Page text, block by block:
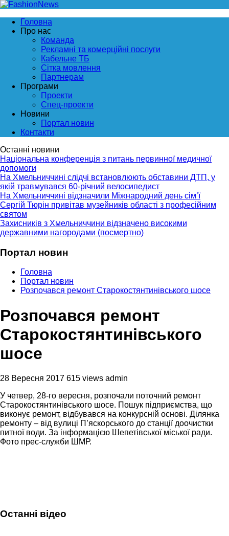
Головна
Про нас
Команда
Рекламні та комерційні послуги
Кабельне ТБ
Сітка мовлення
Партнерам
Програми
Проекти
Спец-проекти
Новини
Портал новин
Контакти
Останні новини
Національна конференція з питань первинної медичної
допомоги
На Хмельниччині слідчі встановлюють обставини ДТП, у
якій травмувався 60-річний велосипедист
На Хмельниччині відзначили Міжнародний день сім’ї
Сергій Тюрін привітав музейників області з професійним
святом
Захисників з Хмельниччини відзначено високими
державними нагородами (посмертно)
Портал новин
Головна
Портал новин
Розпочався ремонт Старокостянтинівського шосе
Розпочався ремонт
Старокостянтинівського
шосе
28 Вересня 2017 615 views admin
У четвер, 28-го вересня, розпочали поточний ремонт
Старокостянтинівського шосе. Пошук підприємства, що
виконує ремонт, відбувався на конкурсній основі. Ділянка
ремонту – від вулиці П’яскорського до станції доочистки
питної води. За інформацією Шепетівської міської ради.
Фото прес-служби ШМР.
Останні відео